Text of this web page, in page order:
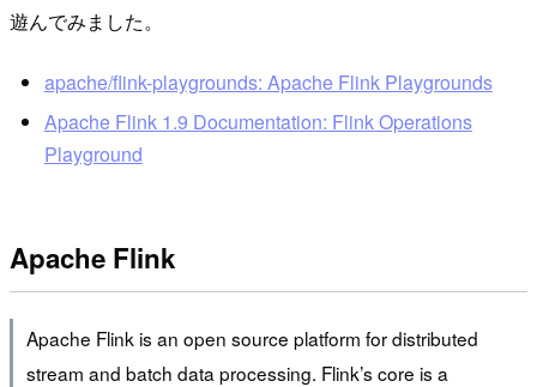
遊んでみました。
apache/flink-playgrounds: Apache Flink Playgrounds
Apache Flink 1.9 Documentation: Flink Operations
Playground
Apache Flink
Apache Flink is an open source platform for distributed
stream and batch data processing. Flink’s core is a